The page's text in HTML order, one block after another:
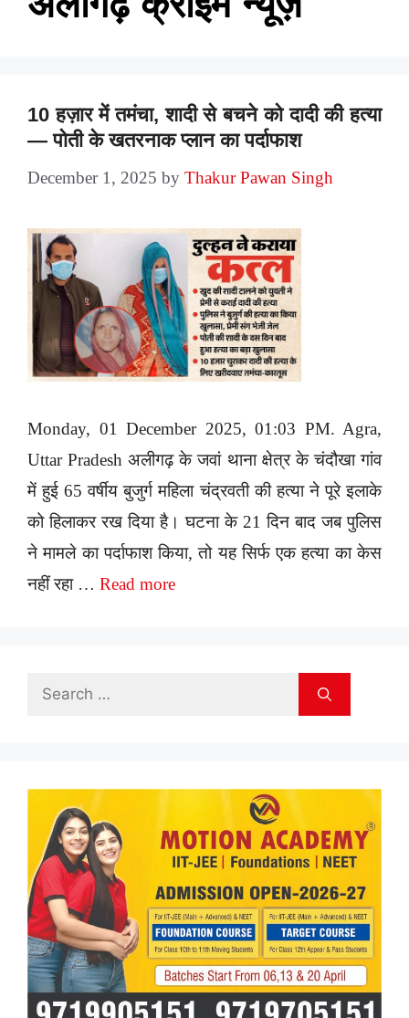
10 हज़ार में तमंचा, शादी से बचने को दादी की हत्या
— पोती के खतरनाक प्लान का पर्दाफाश
December 1, 2025 by Thakur Pawan Singh
Monday, 01 December 2025, 01:03 PM. Agra,
Uttar Pradesh अलीगढ़ के जवां थाना क्षेत्र के चंदौखा गांव
में हुई 65 वर्षीय बुजुर्ग महिला चंद्रवती की हत्या ने पूरे इलाके
को हिलाकर रख दिया है। घटना के 21 दिन बाद जब पुलिस
ने मामले का पर्दाफाश किया, तो यह सिर्फ एक हत्या का केस
नहीं रहा … Read more
Search